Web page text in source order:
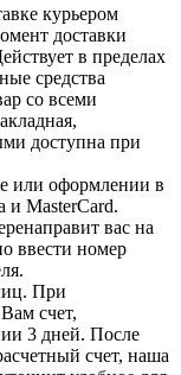
курьером
доставки
в пределах
средства
со всеми
доступна при
или оформлении в
и MasterCard.
вас на
ввести номер
При
счет,
3 дней. После
счет, наша